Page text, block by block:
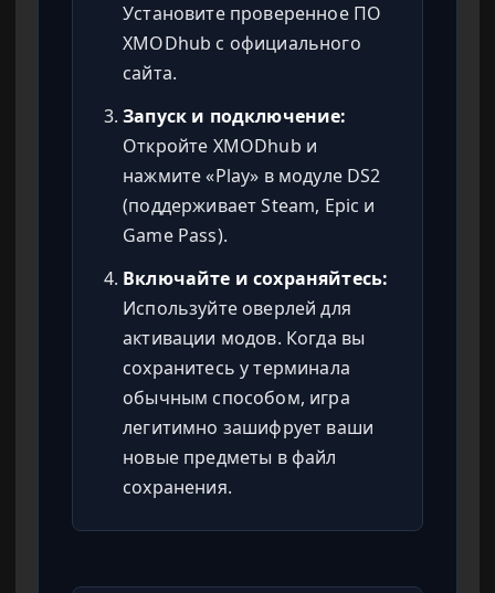
Установите проверенное ПО
XMODhub с официального
сайта.
Запуск и подключение:
Откройте XMODhub и
нажмите «Play» в модуле DS2
(поддерживает Steam, Epic и
Game Pass).
Включайте и сохраняйтесь:
Используйте оверлей для
активации модов. Когда вы
сохранитесь у терминала
обычным способом, игра
легитимно зашифрует ваши
новые предметы в файл
сохранения.